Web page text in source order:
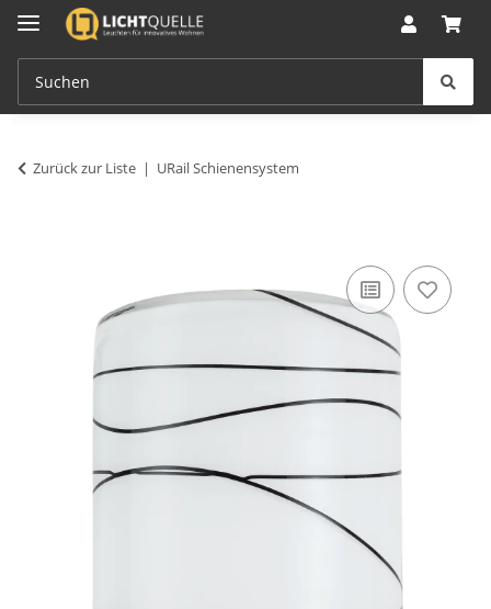
Zurück zur Liste URail Schienensystem